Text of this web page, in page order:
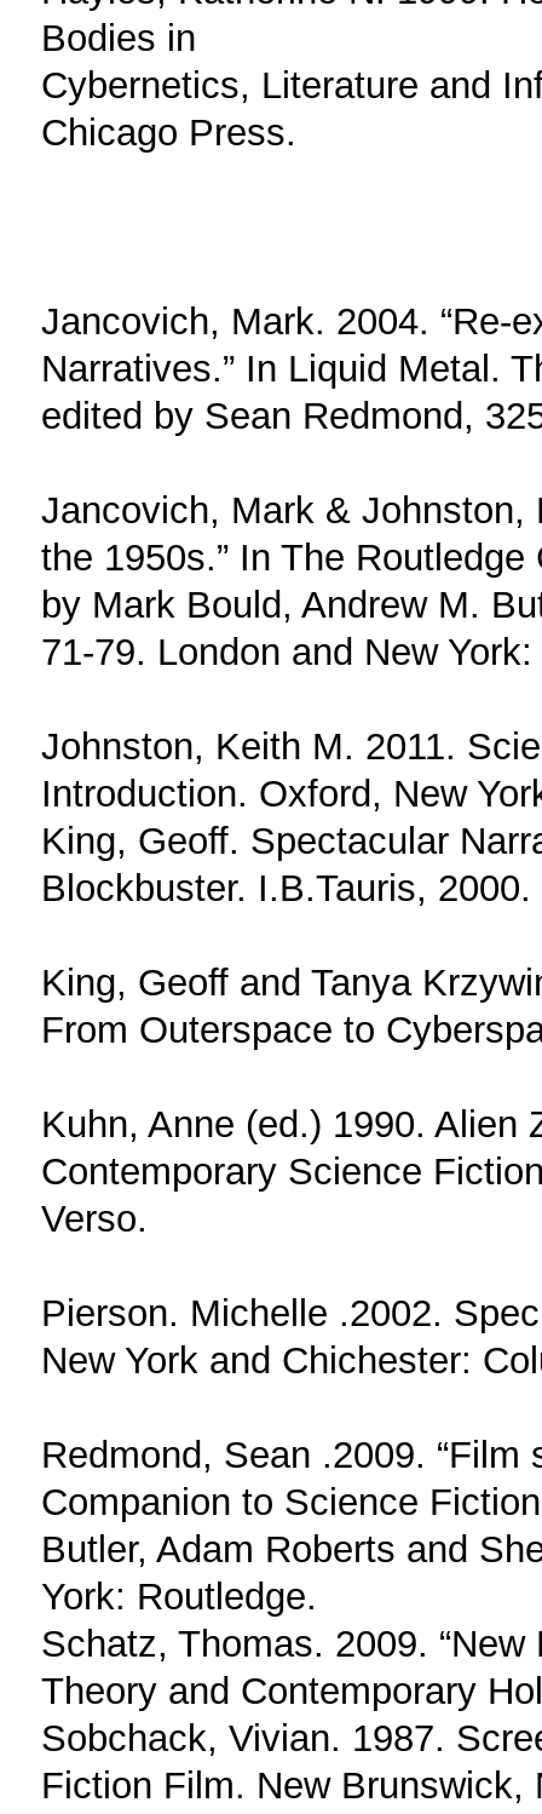
Bodies in
Cybernetics, Literature and
Chicago Press.
Jancovich, Mark. 2004. “Re-
Narratives.” In Liquid Metal.
edited by Sean Redmond,
Jancovich, Mark & Johnston,
the 1950s.” In The
by Mark Bould, Andrew M.
71-79. London and New
Johnston, Keith M. 2011.
Introduction. Oxford, New
King, Geoff. Spectacular
Blockbuster. I.B.Tauris, 2000.
King, Geoff and Tanya
From Outerspace to
Kuhn, Anne (ed.) 1990. Alien
Contemporary Science
Verso.
Pierson. Michelle .2002.
New York and Chichester:
Redmond, Sean .2009. “Film
Companion to Science
Butler, Adam Roberts and
York: Routledge.
Schatz, Thomas. 2009.
Theory and Contemporary
Sobchack, Vivian. 1987.
Fiction Film. New